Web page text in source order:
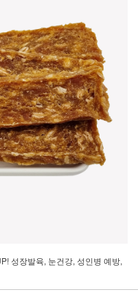
성장발육, 눈건강, 성인병 예방,